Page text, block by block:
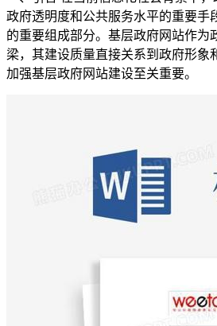
政府透明度和公共服务水平的重要手
的重要组成部分。基层政府网站作为
梁，其建设质量直接关系到政府形象
加强基层政府网站建设至关重要。